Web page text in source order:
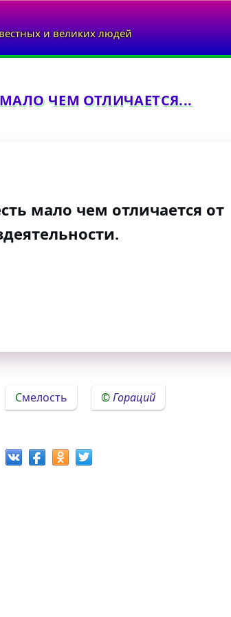
и великих людей
ЧЕМ ОТЛИЧАЕТСЯ...
мало чем отличается от
Смелость Гораций